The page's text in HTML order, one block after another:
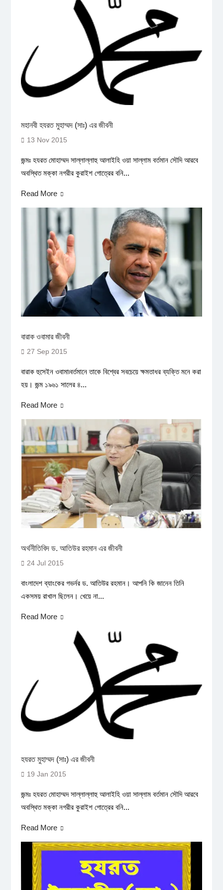
মহানবী হযরত মুহাম্মদ (সাঃ) এর জীবনী
13 Nov 2015
জন্মঃ হযরত মোহাম্মদ সাল্লাল্লাহু আলাইহি ওয়া সাল্লাম বর্তমান সৌদি আরবে
অবস্থিত মক্কা নগরীর কুরাইশ গোত্রের বনি...
Read More
বারাক ওবামার জীবনী
27 Sep 2015
বারাক হুসেইন ওবামা৷বর্তমানে তাকে বিশ্বের সবচেয়ে ক্ষমতাধর ব্যক্তি মনে করা
হয়। জন্ম ১৯৬১ সালের ৪...
Read More
অর্থনীতিবিদ ড. আতিউর রহমান এর জীবনী
24 Jul 2015
বাংলাদেশ ব্যাংকের গভর্নর ড. আতিউর রহমান। আপনি কি জানেন তিনি
একসময় রাখাল ছিলেন। খেয়ে না...
Read More
হযরত মুহাম্মদ (সাঃ) এর জীবনী
19 Jan 2015
জন্মঃ হযরত মোহাম্মদ সাল্লাল্লাহু আলাইহি ওয়া সাল্লাম বর্তমান সৌদি আরবে
অবস্থিত মক্কা নগরীর কুরাইশ গোত্রের বনি...
Read More